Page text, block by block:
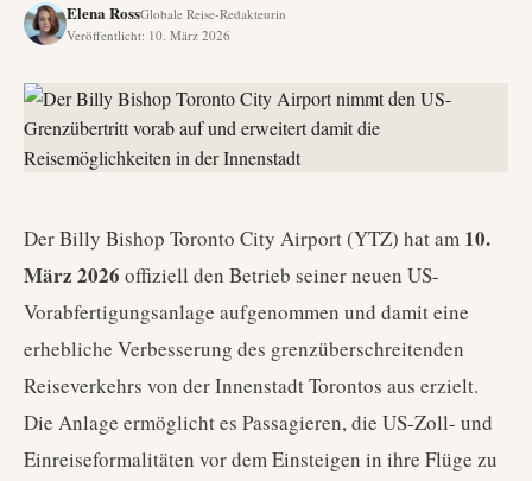
Elena RossGlobale Reise-Redakteurin
Veröffentlicht: 10. März 2026
Der Billy Bishop Toronto City Airport (YTZ) hat am 10.
März 2026 offiziell den Betrieb seiner neuen US-
Vorabfertigungsanlage aufgenommen und damit eine
erhebliche Verbesserung des grenzüberschreitenden
Reiseverkehrs von der Innenstadt Torontos aus erzielt.
Die Anlage ermöglicht es Passagieren, die US-Zoll- und
Einreiseformalitäten vor dem Einsteigen in ihre Flüge zu